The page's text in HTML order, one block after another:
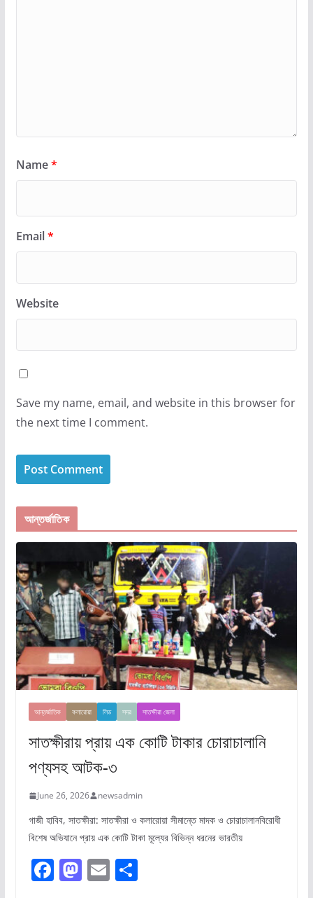
Name*
Email*
Website
Save my name, email, and website in this browser for
the next time I comment.
আন্তর্জাতিক
আন্তর্জাতিক কলারোয়া লিড সদর সাতক্ষীরা জেলা
সাতক্ষীরায় প্রায় এক কোটি টাকার চোরাচালানি
পণ্যসহ আটক-৩
June 26, 2026 newsadmin
গাজী হাবিব, সাতক্ষীরা: সাতক্ষীরা ও কলারোয়া সীমান্তে মাদক ও চোরাচালানবিরোধী
বিশেষ অভিযানে প্রায় এক কোটি টাকা মূল্যের বিভিন্ন ধরনের ভারতীয়
F M E S